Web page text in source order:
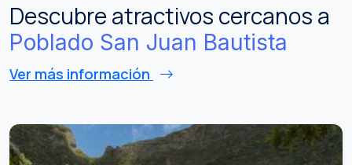
Descubre atractivos cercanos a
Poblado San Juan Bautista
Ver más información